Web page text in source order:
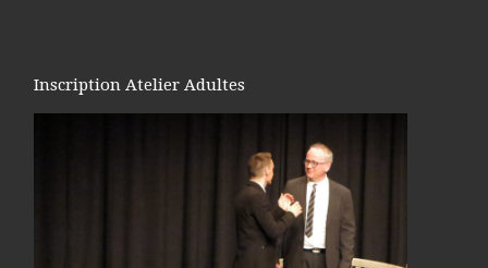
Inscription Atelier Adultes